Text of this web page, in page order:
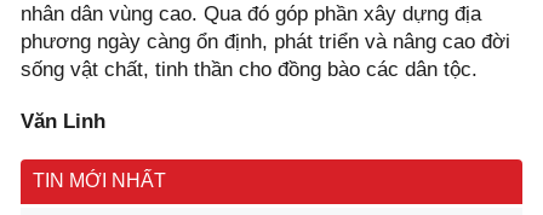
nhân dân vùng cao. Qua đó góp phần xây dựng địa
phương ngày càng ổn định, phát triển và nâng cao đời
sống vật chất, tinh thần cho đồng bào các dân tộc.
Văn Linh
TIN MỚI NHẤT